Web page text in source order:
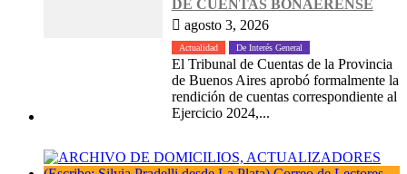
DE CUENTAS BONAERENSE
agosto 3, 2026
Actualidad De Interés General
El Tribunal de Cuentas de la Provincia
de Buenos Aires aprobó formalmente la
rendición de cuentas correspondiente al
Ejercicio 2024,...